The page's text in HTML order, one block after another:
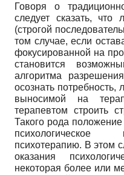
Говоря о
следует сказать,
(строгой
том случае, если
фокусированной на
становится
алгоритма
осознать
выносимой на
терапевтом строить
Такого рода
психологическое
психотерапию. В этом
оказания
некоторая более или